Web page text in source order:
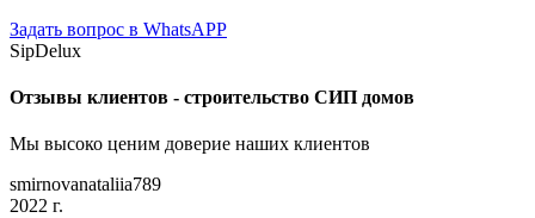
Задать вопрос в WhatsAPP
SipDelux
Отзывы клиентов - строительство СИП домов
Мы высоко ценим доверие наших клиентов
smirnovanataliia789
2022 г.